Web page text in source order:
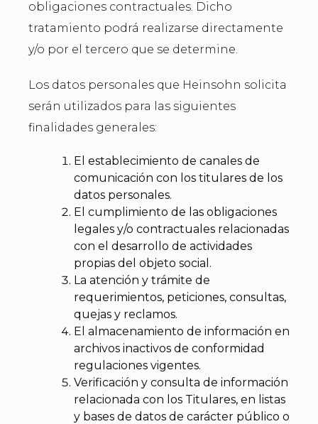
obligaciones contractuales. Dicho
tratamiento podrá realizarse directamente
y/o por el tercero que se determine.
Los datos personales que Heinsohn solicita
serán utilizados para las siguientes
finalidades generales:
El establecimiento de canales de
comunicación con los titulares de los
datos personales.
El cumplimiento de las obligaciones
legales y/o contractuales relacionadas
con el desarrollo de actividades
propias del objeto social.
La atención y trámite de
requerimientos, peticiones, consultas,
quejas y reclamos.
El almacenamiento de información en
archivos inactivos de conformidad
regulaciones vigentes.
Verificación y consulta de información
relacionada con los Titulares, en listas
y bases de datos de carácter público o